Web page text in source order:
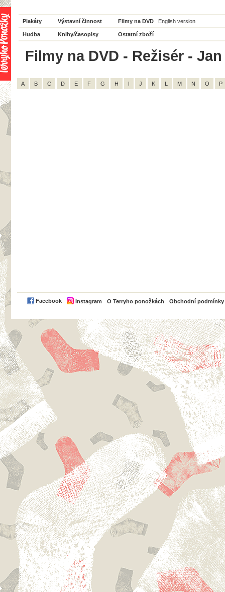
Plakáty Výstavní činnost Filmy na DVD English version
Hudba Knihy/časopisy Ostatní zboží
Filmy na DVD - Režisér -
A B C D E F G H I J K L M N O P
Facebook Instagram O Terryho ponožkách Obchodní podmínky
PayPal